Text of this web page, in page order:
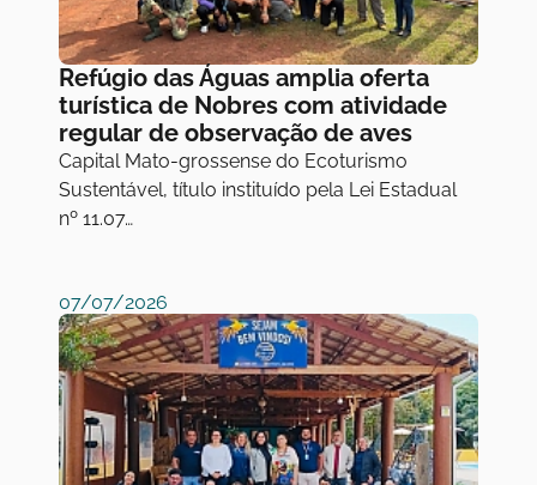
Refúgio das Águas amplia oferta
turística de Nobres com atividade
regular de observação de aves
Capital Mato-grossense do Ecoturismo
Sustentável, título instituído pela Lei Estadual
nº 11.07…
07/07/2026